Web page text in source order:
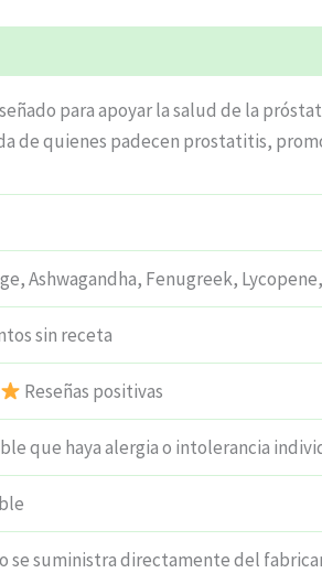
para apoyar la salud de la
de quienes padecen prostatitis,
Ashwagandha, Fenugreek,
sin receta
Reseñas positivas
que haya alergia o intolerancia
se suministra directamente del